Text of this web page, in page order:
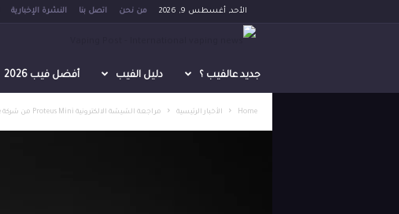
الأحد, أغسطس 9, 2026 من نحن اتصل بنا النشرة الإخبارية
a
p
أفضل فيب 2026 دليل الفيب جديد عالفيب ؟
Home الأخبار الرئيسية مراجعة الشيشة الالكترونية Proteus Mini من شركة Aspire